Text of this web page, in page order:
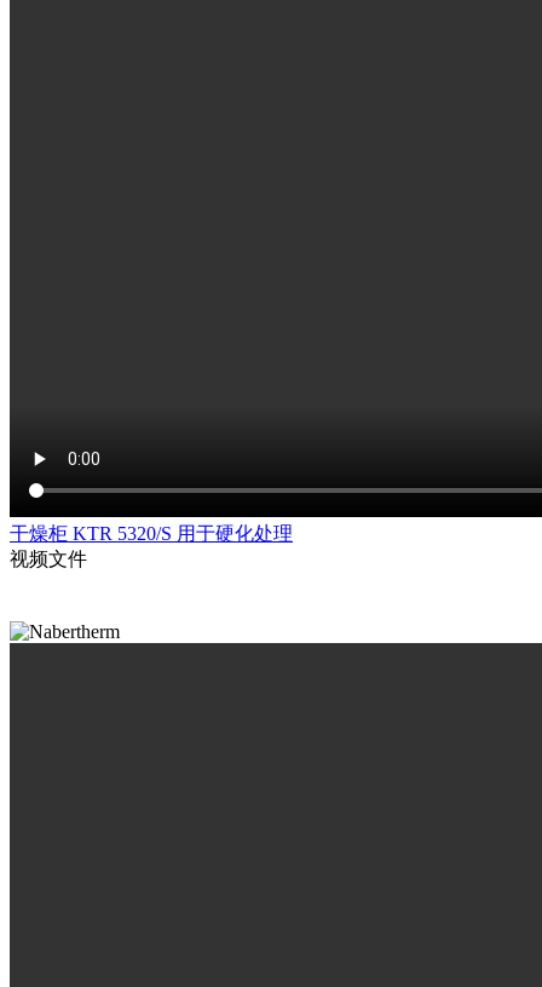
干燥柜 KTR 5320/S 用于硬化处理
视频文件